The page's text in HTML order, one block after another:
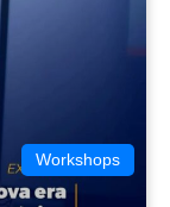
Workshops